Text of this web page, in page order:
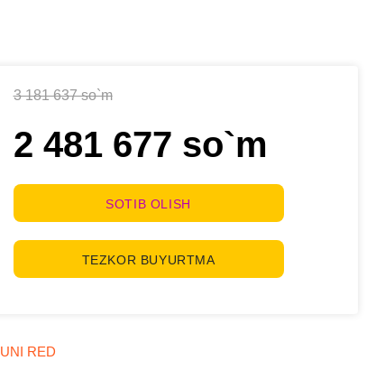
3 181 637 so`m
2 481 677 so`m
SOTIB OLISH
TEZKOR BUYURTMA
UNI RED